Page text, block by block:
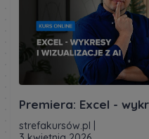
Premiera: Excel -
strefakursów.pl